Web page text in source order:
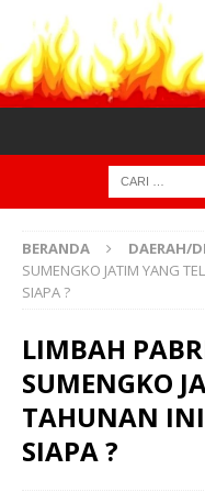
BERANDA DAERAH/
SUMENGKO JATIM YANG
SIAPA ?
LIMBAH
SUMENGKO
TAHUNAN
SIAPA ?